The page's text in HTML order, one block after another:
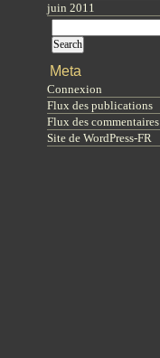
juin 2011
Meta
Connexion
Flux des publications
Flux des commentaires
Site de WordPress-FR